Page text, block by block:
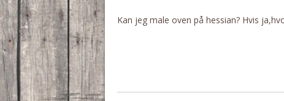
Kan jeg male oven på hessian? Hvis